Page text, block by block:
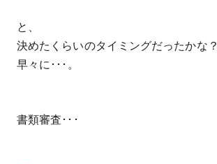
と、
決めたくらいのタイミングだったかな？
早々に･･･。
書類審査･･･